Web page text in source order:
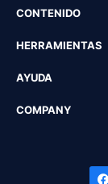
CONTENIDO
HERRAMIENTAS
AYUDA
COMPANY